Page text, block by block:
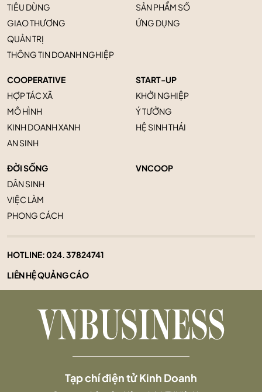
TIÊU DÙNG
GIAO THƯƠNG
QUẢN TRỊ
THÔNG TIN DOANH NGHIỆP
SẢN PHẨM SỐ
ỨNG DỤNG
COOPERATIVE
HỢP TÁC XÃ
MÔ HÌNH
KINH DOANH XANH
AN SINH
START-UP
KHỞI NGHIỆP
Ý TƯỞNG
HỆ SINH THÁI
ĐỜI SỐNG
DÂN SINH
VIỆC LÀM
PHONG CÁCH
VNCOOP
HOTLINE:024. 37824741
LIÊN HỆ QUẢNG CÁO
Tạp chí điện tử Kinh Doanh